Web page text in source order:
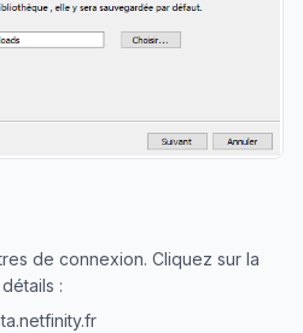
de connexion. Cliquez sur la
: